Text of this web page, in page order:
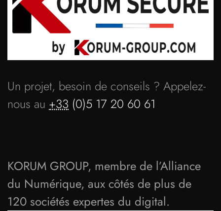
Un projet, besoin de conseils ? Appelez-
nous au +33 (0)5 17 20 60 61
KORUM GROUP, membre de l’Alliance
du Numérique, aux côtés de plus de
120 sociétés expertes du digital.